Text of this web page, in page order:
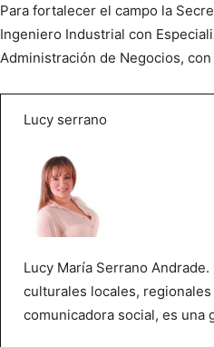
Para fortalecer el campo la
Ingeniero Industrial con
Administración de Negocios,
Lucy serrano
Lucy María Serrano
culturales locales,
comunicadora social, es una